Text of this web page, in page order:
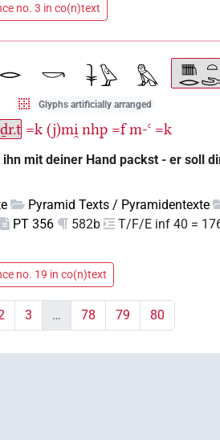
no. 3 in co(n)text
Glyphs artificially arranged
ḏr.t =k (j)mi̯ nhp =f m-ꜥ =k
mit deiner Hand packst - er soll
Pyramid Texts / Pyramidentexte
PT 356 582b
T/F/E inf 40 =
no. 19 in co(n)text
3 … 78 79 80